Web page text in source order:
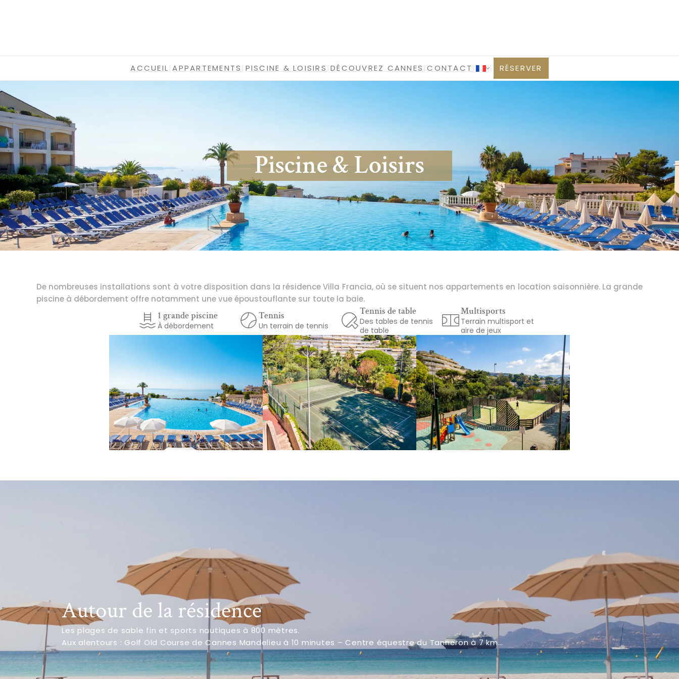
ACCUEIL |APPARTEMENTS PISCINE & LOISIRS |DÉCOUVREZ CANNES |CONTACT | RÉSERVER
Piscine & Loisirs
De nombreuses installations sont à votre disposition dans la résidence Villa Francia, où se situent nos appartements en location saisonnière. La grande
piscine à débordement offre notamment une vue époustouflante sur toute la baie.
1 grande piscine
À débordement
Tennis
Un terrain de tennis
Tennis de table
Des tables de tennis
de table
Multisports
Terrain multisport et
aire de jeux
Autour de la résidence
Les plages de sable fin et sports nautiques à 800 mètres.
Aux alentours : Golf Old Course de Cannes Mandelieu à 10 minutes – Centre équestre du Tanneron à 7 km…